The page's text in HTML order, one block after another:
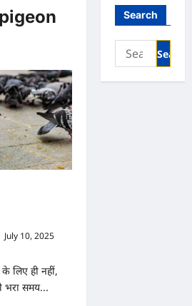
July 10, 2025
के लिए ही नहीं,
भरा समय...
Search
Search
for: